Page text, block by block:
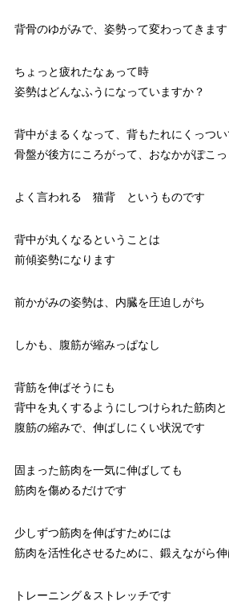
背骨のゆがみで、姿勢って変わってきます
ちょっと疲れたなぁって時
姿勢はどんなふうになっていますか？
背中がまるくなって、背もたれにくっつ
骨盤が後方にころがって、おなかがぽこ
よく言われる 猫背 というものです
背中が丸くなるということは
前傾姿勢になります
前かがみの姿勢は、内臓を圧迫しがち
しかも、腹筋が縮みっぱなし
背筋を伸ばそうにも
背中を丸くするようにしつけられた筋肉と
腹筋の縮みで、伸ばしにくい状況です
固まった筋肉を一気に伸ばしても
筋肉を傷めるだけです
少しずつ筋肉を伸ばすためには
筋肉を活性化させるために、鍛えながら伸
トレーニング＆ストレッチです